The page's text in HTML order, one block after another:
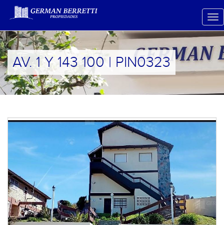
AV. 1 Y 143 100 | PIN0323